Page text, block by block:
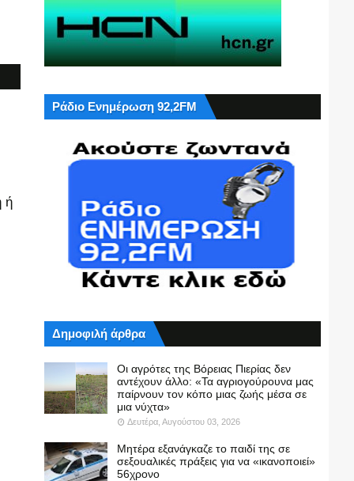
ή
Ράδιο Ενημέρωση 92,2FM
Δημοφιλή άρθρα
Οι αγρότες της Βόρειας Πιερίας δεν
αντέχουν άλλο: «Τα αγριογούρουνα μας
παίρνουν τον κόπο μιας ζωής μέσα σε
μια νύχτα»
Δευτέρα, Αυγούστου 03, 2026
Μητέρα εξανάγκαζε το παιδί της σε
σεξουαλικές πράξεις για να «ικανοποιεί»
56χρονο